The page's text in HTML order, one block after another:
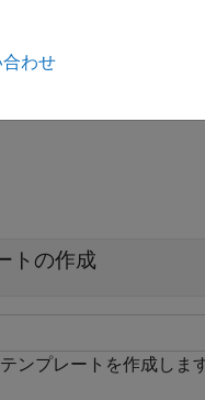
プションは、名前と
トの作成
ンプレートを作成します
わせ